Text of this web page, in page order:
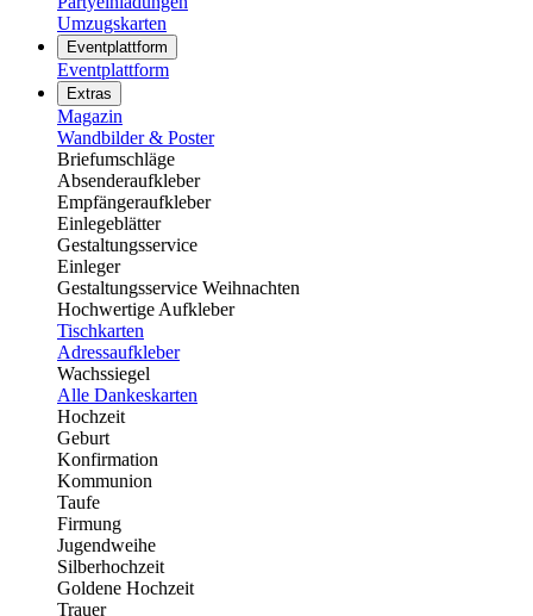
Umzugskarten
Eventplattform
Eventplattform
Extras
Magazin
Wandbilder & Poster
Briefumschläge
Absenderaufkleber
Empfängeraufkleber
Einlegeblätter
Gestaltungsservice
Einleger
Gestaltungsservice Weihnachten
Hochwertige Aufkleber
Tischkarten
Adressaufkleber
Wachssiegel
Alle Dankeskarten
Hochzeit
Geburt
Konfirmation
Kommunion
Taufe
Firmung
Jugendweihe
Silberhochzeit
Goldene Hochzeit
Trauer